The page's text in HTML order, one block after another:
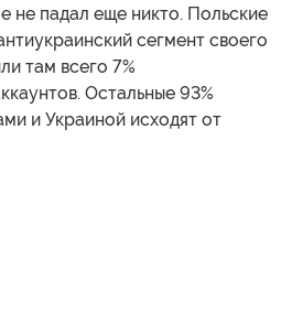
не падал еще никто. Польские
сегмент своего
там всего 7%
Остальные 93%
и Украиной исходят от